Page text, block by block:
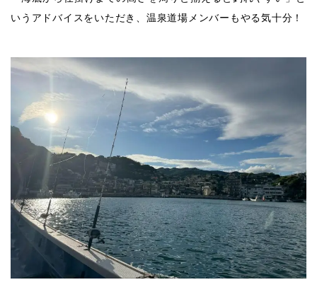
いうアドバイスをいただき、温泉道場メンバーもやる気十分！